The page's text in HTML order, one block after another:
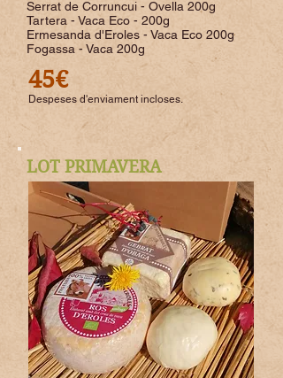
Serrat de Corruncui - Ovella 200g
Tartera - Vaca Eco - 200g
Ermesanda d'Eroles - Vaca Eco 200g
Fogassa - Vaca 200g
45€
Despeses d'enviament incloses.
LOT PRIMAVERA